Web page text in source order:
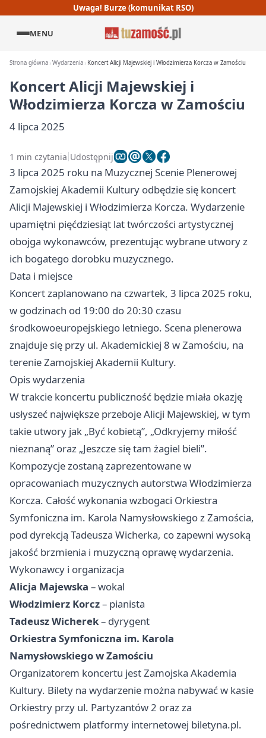
Uwaga! Burze (komunikat RSO)
MENU
Strona główna Wydarzenia Koncert Alicji Majewskiej i Włodzimierza Korcza w Zamościu
Koncert Alicji Majewskiej i
Włodzimierza Korcza w Zamościu
4 lipca 2025
1 min czytania Udostępnij
3 lipca 2025 roku na Muzycznej Scenie Plenerowej
Zamojskiej Akademii Kultury odbędzie się koncert
Alicji Majewskiej i Włodzimierza Korcza. Wydarzenie
upamiętni pięćdziesiąt lat twórczości artystycznej
obojga wykonawców, prezentując wybrane utwory z
ich bogatego dorobku muzycznego.
Data i miejsce
Koncert zaplanowano na czwartek, 3 lipca 2025 roku,
w godzinach od 19:00 do 20:30 czasu
środkowoeuropejskiego letniego. Scena plenerowa
znajduje się przy ul. Akademickiej 8 w Zamościu, na
terenie Zamojskiej Akademii Kultury.
Opis wydarzenia
W trakcie koncertu publiczność będzie miała okazję
usłyszeć największe przeboje Alicji Majewskiej, w tym
takie utwory jak „Być kobietą”, „Odkryjemy miłość
nieznaną” oraz „Jeszcze się tam żagiel bieli”.
Kompozycje zostaną zaprezentowane w
opracowaniach muzycznych autorstwa Włodzimierza
Korcza. Całość wykonania wzbogaci Orkiestra
Symfoniczna im. Karola Namysłowskiego z Zamościa,
pod dyrekcją Tadeusza Wicherka, co zapewni wysoką
jakość brzmienia i muzyczną oprawę wydarzenia.
Wykonawcy i organizacja
Alicja Majewska – wokal
Włodzimierz Korcz– pianista
Tadeusz Wicherek– dyrygent
Orkiestra Symfoniczna im. Karola
Namysłowskiego w Zamościu
Organizatorem koncertu jest Zamojska Akademia
Kultury. Bilety na wydarzenie można nabywać w kasie
Orkiestry przy ul. Partyzantów 2 oraz za
pośrednictwem platformy internetowej biletyna.pl.